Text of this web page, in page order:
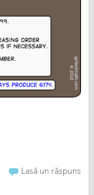
Lasă un răspuns